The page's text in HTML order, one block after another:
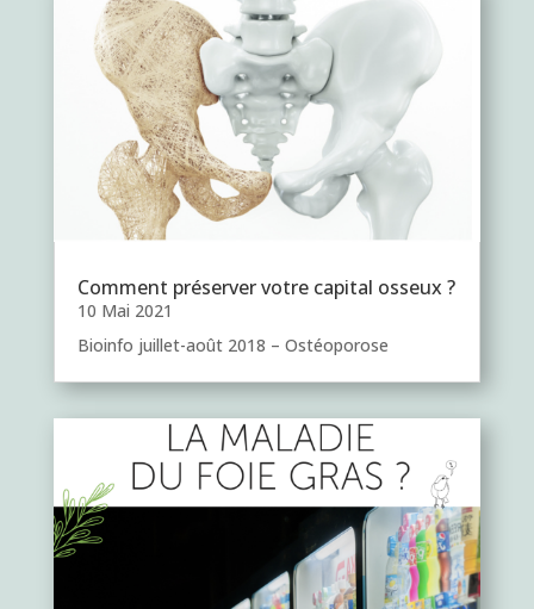
Comment préserver votre capital osseux ?
10 Mai 2021
Bioinfo juillet-août 2018 – Ostéoporose